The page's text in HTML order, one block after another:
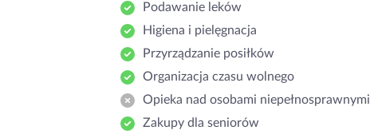
Podawanie leków
Higiena i pielęgnacja
Przyrządzanie posiłków
Organizacja czasu wolnego
Opieka nad osobami niepełnosprawnymi
Zakupy dla seniorów